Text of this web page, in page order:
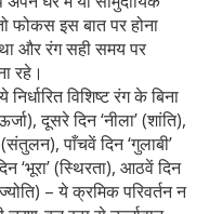
फोकस इस बात पर होना
और रंग सही समय पर
रहे।
विशिष्ट रंगके बिना
दूसरे दिन ‘नीला’ (शांति),
पाँचवें दिन ‘गुलाबी’
‘भूरा’ (स्थिरता), आठवें दिन
– ये क्रमिक परिवर्तन न